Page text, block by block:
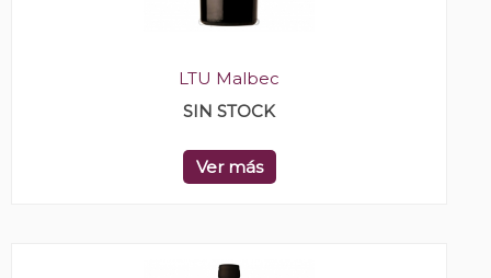
LTU Malbec
SIN STOCK
Ver más